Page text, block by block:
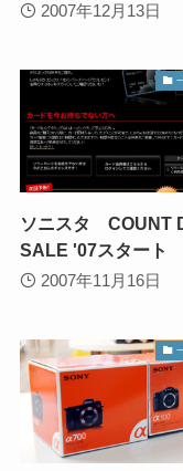
2007年12月13日
ソニスタ COUNT
SALE '07スタート
2007年11月16日